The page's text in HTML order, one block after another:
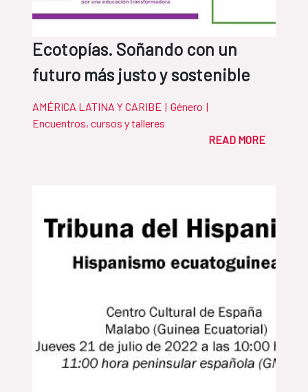
Ecotopías. Soñando con un
futuro más justo y sostenible
AMÉRICA LATINA Y CARIBE | Género |
Encuentros, cursos y talleres
READ MORE